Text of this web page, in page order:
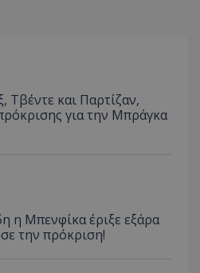
Τβέντε και Παρτίζαν,
για την Μπράγκα
η Μπενφίκα έριξε εξάρα
την πρόκριση!